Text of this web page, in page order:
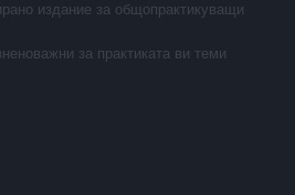
издание за общопрактикуващи
за практиката ви теми